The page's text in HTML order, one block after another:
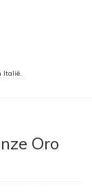
Italië.
Oro